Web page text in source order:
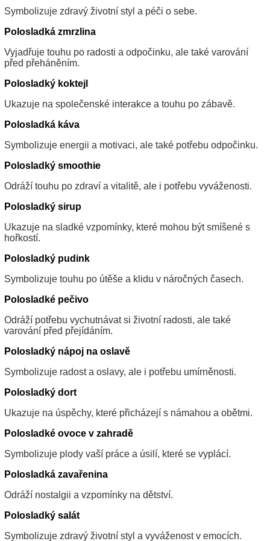
Symbolizuje zdravý životní styl a péči o sebe.
Polosladká zmrzlina
Vyjadřuje touhu po radosti a odpočinku, ale také varování
před přeháněním.
Polosladký koktejl
Ukazuje na společenské interakce a touhu po zábavě.
Polosladká káva
Symbolizuje energii a motivaci, ale také potřebu odpočinku.
Polosladký smoothie
Odráží touhu po zdraví a vitalitě, ale i potřebu vyváženosti.
Polosladký sirup
Ukazuje na sladké vzpomínky, které mohou být smíšené s
hořkostí.
Polosladký pudink
Symbolizuje touhu po útěše a klidu v náročných časech.
Polosladké pečivo
Odráží potřebu vychutnávat si životní radosti, ale také
varování před přejídáním.
Polosladký nápoj na oslavě
Symbolizuje radost a oslavy, ale i potřebu umírněnosti.
Polosladký dort
Ukazuje na úspěchy, které přicházejí s námahou a obětmi.
Polosladké ovoce v zahradě
Symbolizuje plody vaší práce a úsilí, které se vyplácí.
Polosladká zavařenina
Odráží nostalgii a vzpomínky na dětství.
Polosladký salát
Symbolizuje zdravý životní styl a vyváženost v emocích.